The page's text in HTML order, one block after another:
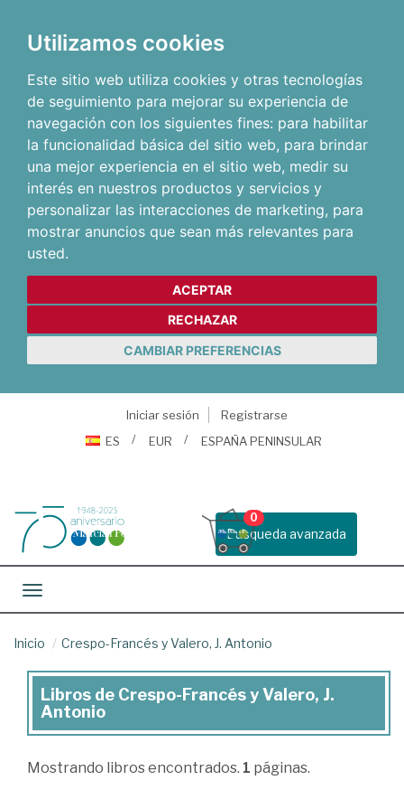
Utilizamos cookies
Este sitio web utiliza cookies y otras tecnologías
de seguimiento para mejorar su experiencia de
navegación con los siguientes fines: para habilitar
la funcionalidad básica del sitio web, para brindar
una mejor experiencia en el sitio web, medir su
interés en nuestros productos y servicios y
personalizar las interacciones de marketing, para
mostrar anuncios que sean más relevantes para
usted.
ACEPTAR
RECHAZAR
CAMBIAR PREFERENCIAS
Iniciar sesión
Registrarse
ES
EUR ESPAÑA PENINSULAR
Busqueda avanzada
0
Toggle navigation
Inicio Crespo-Francés y Valero, J. Antonio
Libros
de
Crespo-
Libros de Crespo-Francés y Valero, J.
Antonio
Mostrando libros encontrados. 1 páginas.